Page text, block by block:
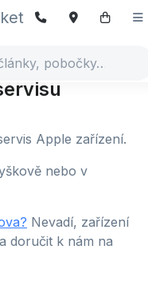
Apple zařízení.
nebo v
Nevadí, zařízení
doručit k nám na